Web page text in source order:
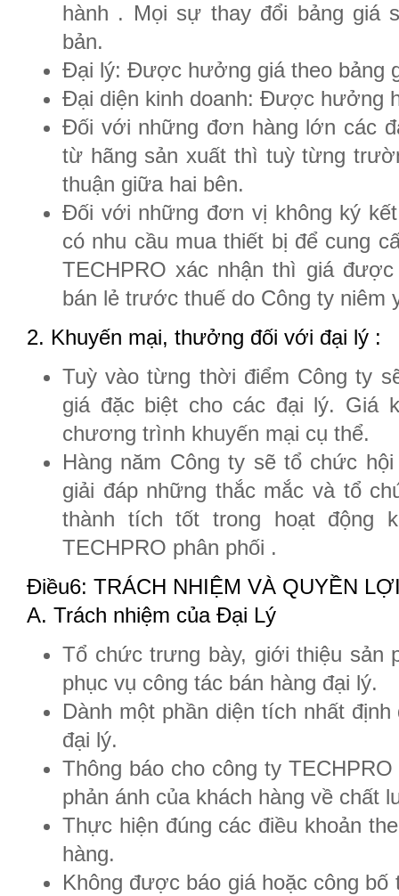
hành . Mọi sự thay đổi bảng giá
bản.
Đại lý: Được hưởng giá theo bảng
Đại diện kinh doanh: Được hưởng
Đối với những đơn hàng lớn các
từ hãng sản xuất thì tuỳ từng
thuận giữa hai bên.
Đối với những đơn vị không ký
có nhu cầu mua thiết bị để cung
TECHPRO xác nhận thì giá
bán lẻ trước thuế do Công ty niêm
2. Khuyến mại, thưởng đối với đại lý :
Tuỳ vào từng thời điểm Công ty
giá đặc biệt cho các đại lý. Giá
chương trình khuyến mại cụ thể.
Hàng năm Công ty sẽ tổ chức
giải đáp những thắc mắc và tổ
thành tích tốt trong hoạt động
TECHPRO phân phối .
Điều6: TRÁCH NHIỆM VÀ QUYỀN
A. Trách nhiệm của Đại Lý
Tổ chức trưng bày, giới thiệu sản
phục vụ công tác bán hàng đại lý.
Dành một phần diện tích nhất
đại lý.
Thông báo cho công ty
phản ánh của khách hàng về chất
Thực hiện đúng các điều khoản
hàng.
Không được báo giá hoặc công